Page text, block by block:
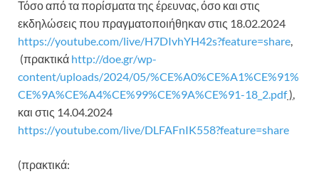
Τόσο από τα πορίσματα της έρευνας, όσο και στις
εκδηλώσεις που πραγματοποιήθηκαν στις 18.02.2024
https://youtube.com/live/H7DIvhYH42s?feature=share
(πρακτικά http://doe.gr/wp-
content/uploads/2024/05/%CE%A0%CE%A1%CE%91%
CE%9A%CE%A4%CE%99%CE%9A%CE%91-18_2.pdf)
και στις 14.04.2024
https://youtube.com/live/DLFAFnIK558?feature=share
(πρακτικά: